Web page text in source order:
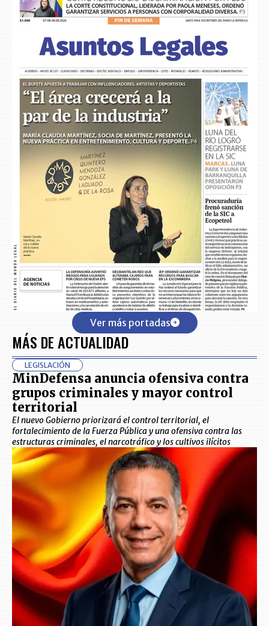
Ver más portadas
MÁS DE ACTUALIDAD
LEGISLACIÓN
MinDefensa anuncia ofensiva contra
grupos criminales y mayor control
territorial
El nuevo Gobierno priorizará el control territorial, el
fortalecimiento de la Fuerza Pública y una ofensiva contra las
estructuras criminales, el narcotráfico y los cultivos ilícitos